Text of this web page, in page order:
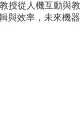
授從人機互動與
與效率，未來機